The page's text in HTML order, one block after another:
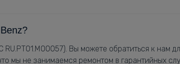
Вы можете обратиться к нам
мы не занимаемся ремонтом в гарантийных